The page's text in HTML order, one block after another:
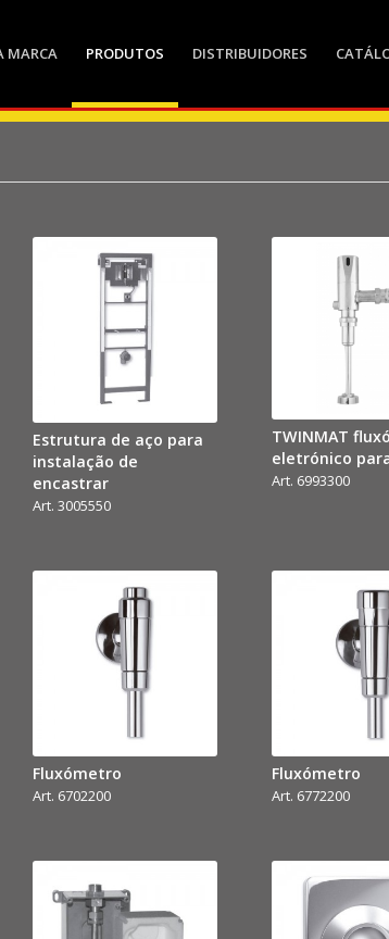
MARCA PRODUTOS DISTRIBUIDORES
Estrutura de aço para
instalação de
encastrar
Art. 3005550
TWINMAT
eletrónico
Art. 6993300
Fluxómetro
Art. 6702200
Fluxómetro
Art. 6772200